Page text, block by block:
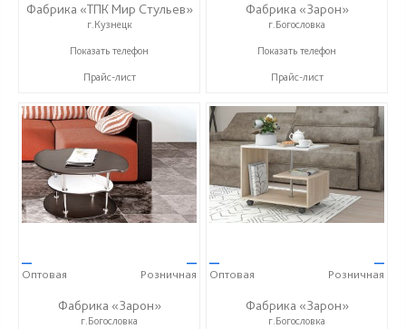
Фабрика «ТПК Мир Стульев»
г.Кузнецк
8 (927) 648-00-04
Показать телефон
Прайс-лист
Фабрика «Зарон»
г.Богословка
+7 (8412) 21-50-66
Показать телефон
Прайс-лист
—
Оптовая
—
Розничная
Фабрика «Зарон»
г.Богословка
—
Оптовая
—
Розничная
Фабрика «Зарон»
г.Богословка